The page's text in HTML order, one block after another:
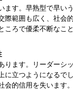
ます。早熟型で早い
際範囲も広く、社会
ころで優柔不断なこと
ります。リーダーシ
に立つようになるで
会的信用を失います。